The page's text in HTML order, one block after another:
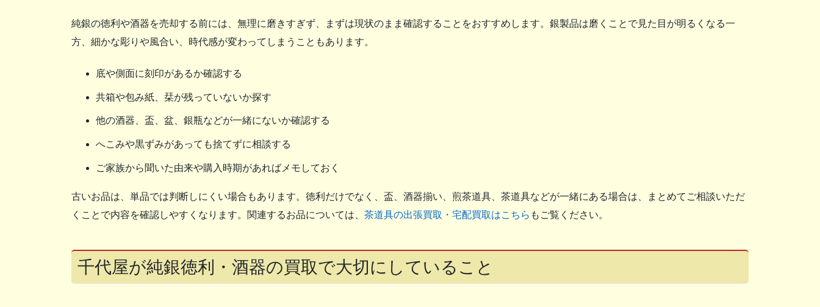
純銀の徳利や酒器を売却する前には、無理に磨きすぎず、まずは現状のまま確認することをおすすめします。銀製品は磨くことで見た目が明るくなる一
方、細かな彫りや風合い、時代感が変わってしまうこともあります。
底や側面に刻印があるか確認する
共箱や包み紙、栞が残っていないか探す
他の酒器、盃、盆、銀瓶などが一緒にないか確認する
へこみや黒ずみがあっても捨てずに相談する
ご家族から聞いた由来や購入時期があればメモしておく
古いお品は、単品では判断しにくい場合もあります。徳利だけでなく、盃、酒器揃い、煎茶道具、茶道具などが一緒にある場合は、まとめてご相談いただ
くことで内容を確認しやすくなります。関連するお品については、 茶道具の出張買取・宅配買取はこちら もご覧ください。
千代屋が純銀徳利・酒器の買取で大切にしていること